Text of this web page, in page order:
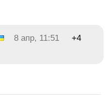
8 апр, 11:51
+4